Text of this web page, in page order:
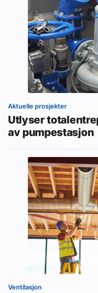
Aktuelle prosjekter
Utlyser
av pumpestasjon
Ventilasjon